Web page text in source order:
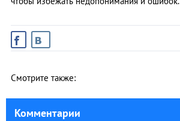
Смотрите также:
Комментарии